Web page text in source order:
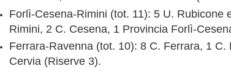
Forlì-Cesena-Rimini (tot. 11): 5 U. Rubicone
Rimini, 2 C. Cesena, 1 Provincia Forlì-
Ferrara-Ravenna (tot. 10): 8 C. Ferrara, 1 C.
Cervia (Riserve 3).